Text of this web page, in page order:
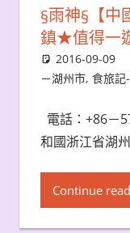
§雨神§【中
鎮★值得一
2016-09-09
－湖州市, 食旅記
電話：+86－
和國浙江省湖
Continue